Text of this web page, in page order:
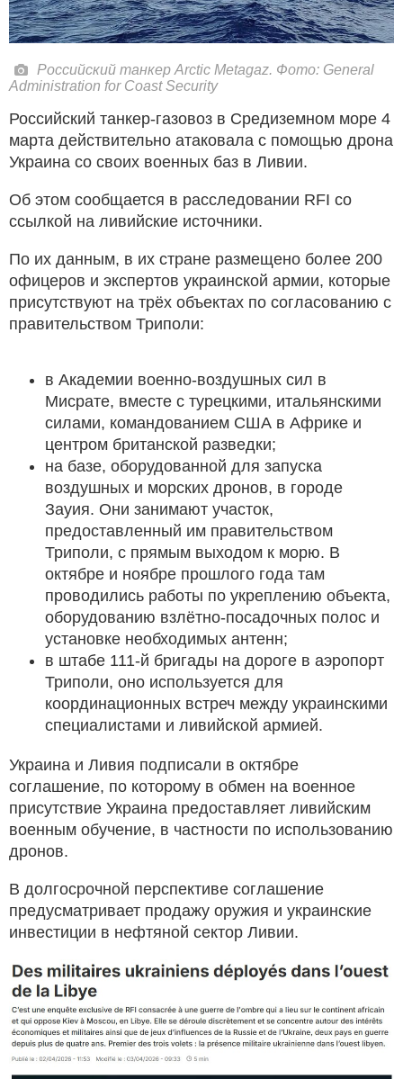
Российский танкер Arctic Metagaz. Фото: General
Administration for Coast Security
Российский танкер-газовоз в Средиземном море 4
марта действительно атаковала с помощью дрона
Украина со своих военных баз в Ливии.
Об этом сообщается в расследовании RFI со
ссылкой на ливийские источники.
По их данным, в их стране размещено более 200
офицеров и экспертов украинской армии, которые
присутствуют на трёх объектах по согласованию с
правительством Триполи:
в Академии военно-воздушных сил в
Мисрате, вместе с турецкими, итальянскими
силами, командованием США в Африке и
центром британской разведки;
на базе, оборудованной для запуска
воздушных и морских дронов, в городе
Зауия. Они занимают участок,
предоставленный им правительством
Триполи, с прямым выходом к морю. В
октябре и ноябре прошлого года там
проводились работы по укреплению объекта,
оборудованию взлётно-посадочных полос и
установке необходимых антенн;
в штабе 111-й бригады на дороге в аэропорт
Триполи, оно используется для
координационных встреч между украинскими
специалистами и ливийской армией.
Украина и Ливия подписали в октябре
соглашение, по которому в обмен на военное
присутствие Украина предоставляет ливийским
военным обучение, в частности по использованию
дронов.
В долгосрочной перспективе соглашение
предусматривает продажу оружия и украинские
инвестиции в нефтяной сектор Ливии.